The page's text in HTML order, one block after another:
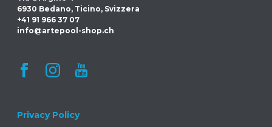
6930 Bedano, Ticino, Svizzera
+41 91 966 37 07
info@artepool-shop.ch
Privacy Policy